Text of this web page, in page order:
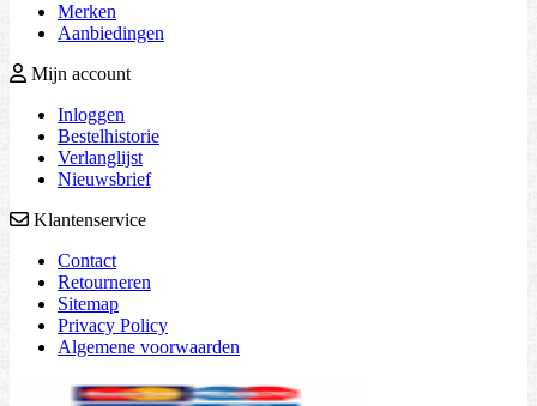
Merken
Aanbiedingen
Mijn account
Inloggen
Bestelhistorie
Verlanglijst
Nieuwsbrief
Klantenservice
Contact
Retourneren
Sitemap
Privacy Policy
Algemene voorwaarden